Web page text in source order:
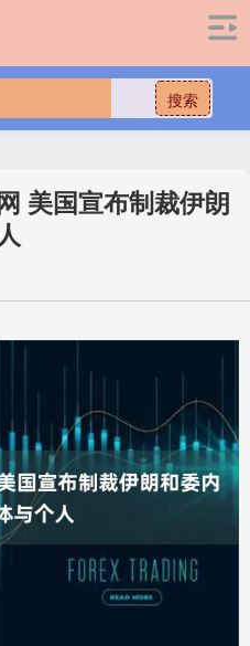
搜索
美国宣布制裁伊朗